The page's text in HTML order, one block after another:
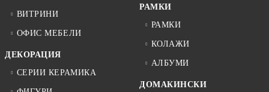
ВИТРИНИ
ОФИС МЕБЕЛИ
ДЕКОРАЦИЯ
СЕРИИ КЕРАМИКА
РАМКИ
РАМКИ
КОЛАЖИ
АЛБУМИ
ДОМАКИНСКИ